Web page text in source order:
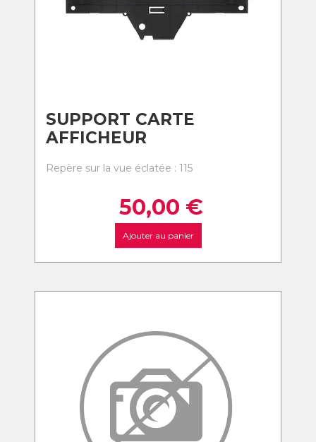
SUPPORT CARTE
AFFICHEUR
Repère sur la vue éclatée : 115
50,00 €
Ajouter au panier